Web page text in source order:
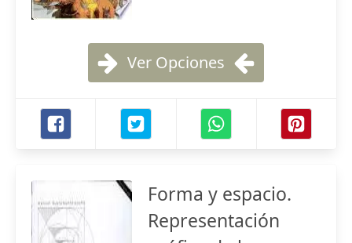
Ver Opciones
Forma y espacio.
Representación